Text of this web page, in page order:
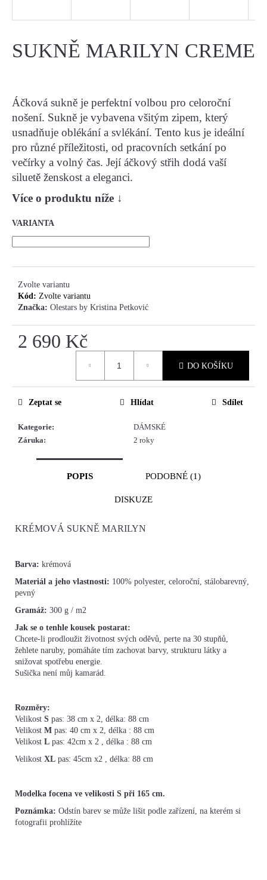
SUKNĚ MARILYN CREME
Áčková sukně je perfektní volbou pro celoroční
nošení. Sukně je vybavena všitým zipem, který
usnadňuje oblékání a svlékání. Tento kus je ideální
pro různé příležitosti, od pracovních setkání po
večírky a volný čas. Její áčkový střih dodá vaší
siluetě ženskost a eleganci.
Více o produktu níže ↓
VARIANTA
Zvolte variantu
Kód: Zvolte variantu
Značka: Olestars by Kristina Petković
2 690 Kč
DO KOŠÍKU
Kategorie:
DÁMSKÉ
Záruka: 2 roky
Zeptat se Hlídat Sdílet
POPIS PODOBNÉ (1)
DISKUZE
KRÉMOVÁ SUKNĚ MARILYN
Barva: krémová
Materiál a jeho vlastnosti: 100% polyester, celoroční, stálobarevný,
pevný
Gramáž: 300 g / m2
Jak se o tenhle kousek postarat:
Chcete-li prodloužit životnost svých oděvů, perte na 30 stupňů,
žehlete naruby, pomáháte tím zachovat barvy, strukturu látky a
snižovat spotřebu energie.
Sušička není můj kamarád.
Rozměry:
Velikost S pas: 38 cm x 2, délka: 88 cm
Velikost M pas: 40 cm x 2, délka : 88 cm
Velikost L pas: 42cm x 2 , délka : 88 cm
Velikost XL pas: 45cm x2 , délka: 88 cm
Modelka focena ve velikosti S při 165 cm.
Poznámka: Odstín barev se může lišit podle zařízení, na kterém si
fotografii prohlížíte
HLEDAT
D
O
O
U
Č
J
E
M
E